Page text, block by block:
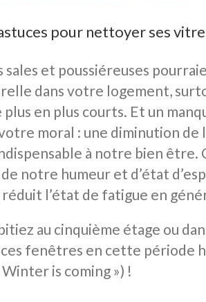
pour nettoyer ses
et poussiéreuses
dans votre logement,
plus en plus courts. Et un
moral : une diminution
à notre bien
notre humeur et d’état
l’état de fatigue en
au cinquième étage ou
fenêtres en cette période
is coming ») !